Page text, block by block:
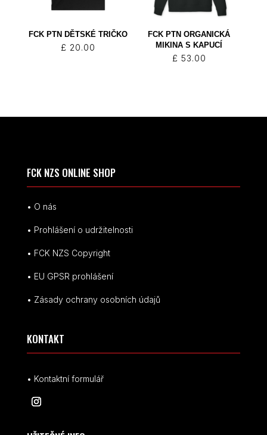
FCK PTN DĚTSKÉ TRIČKO
£ 20.00
FCK PTN ORGANICKÁ
MIKINA S KAPUCÍ
£ 53.00
FCK NZS ONLINE SHOP
• O nás
• Prohlášení o udržitelnosti
• FCK NZS Copyright
• EU GPSR prohlášení
• Zásady ochrany osobních údajů
KONTAKT
• Kontaktní formulář